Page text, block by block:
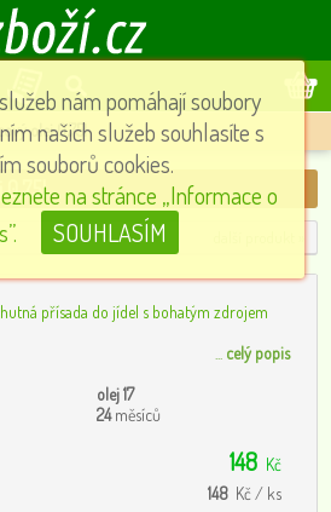
olej 0,75l
0,75l
přísada do jídel s bohatým zdrojem
celý popis
olej 17
24měsíců
148 Kč
148 Kč / ks
nám pomáhají soubory
našich služeb souhlasíte s
souborů cookies.
na stránce „Informace o
SOUHLASÍM